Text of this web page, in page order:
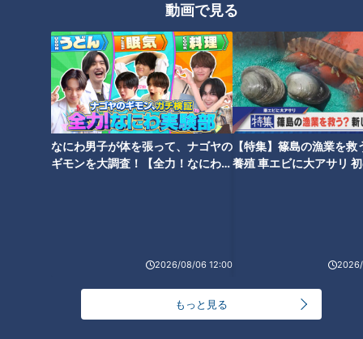
動画で見る
なにわ男子が体を張って、ナゴヤの
ギモンを大調査！【全力！なにわ実
2026/08/06 12:00
【特集】篠島の漁業を救
養殖 車エビに大アサリ
もっと見る
今回2人が挑むのは、「岐阜29kmを移動しながら、5つの道の
駅で食材30種類を集める旅」です。
前回、10歳年下の相手との年齢差を越えられず、自ら手を差し
出せなかったあんちゃん。「せめて5歳差くらいがいい」と話
していたため、ひろの年齢を聞いた瞬間、「（年が）めちゃ近
い」と表情が明るくなります。